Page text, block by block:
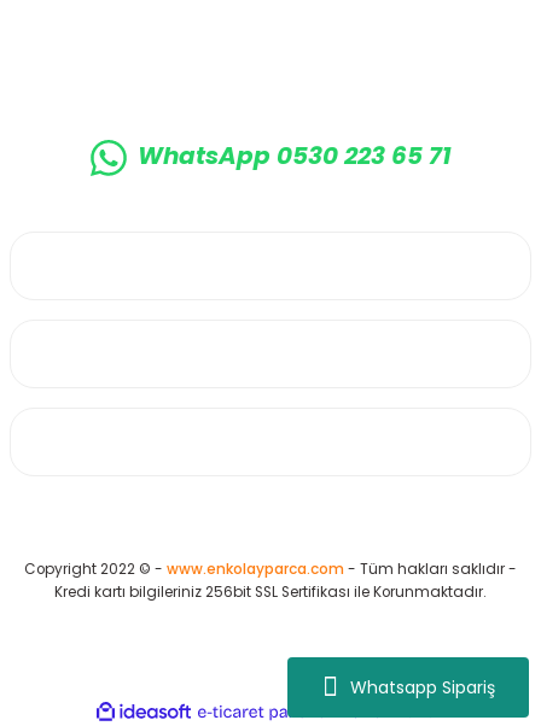
Whatsapp Sipariş
WhatsApp 0530 223 65 71
Copyright 2022 © - www.enkolayparca.com - Tüm hakları saklıdır -
Kredi kartı bilgileriniz 256bit SSL Sertifikası ile Korunmaktadır.
ideasoft